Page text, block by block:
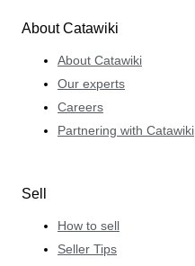
About Catawiki
About Catawiki
Our experts
Careers
Partnering with Catawiki
Sell
How to sell
Seller Tips